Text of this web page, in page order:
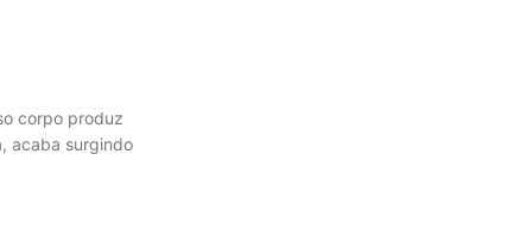
corpo produz
acaba surgindo